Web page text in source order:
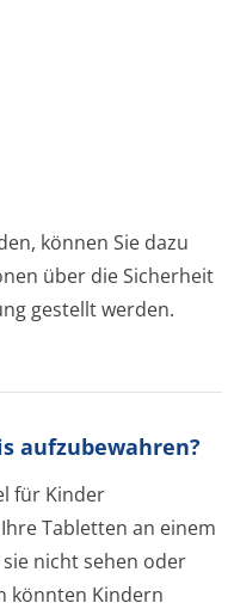
können Sie dazu
über die Sicherheit
gestellt werden.
aufzubewahren?
für Kinder
Tabletten an einem
nicht sehen oder
könnten Kindern